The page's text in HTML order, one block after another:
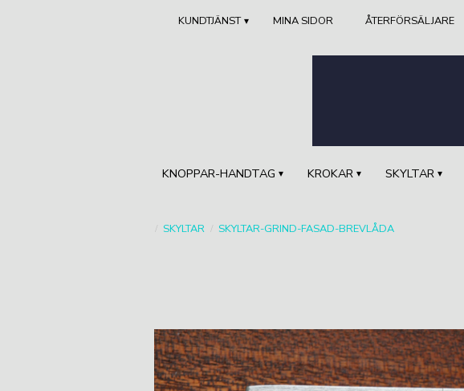
ÅTERFÖRSÄLJARE
MINA SIDOR
KUNDTJÄNST
KNOPPAR-HANDTAG KROKAR SKYLTAR
SKYLTAR SKYLTAR-GRIND-FASAD-BREVLÅDA